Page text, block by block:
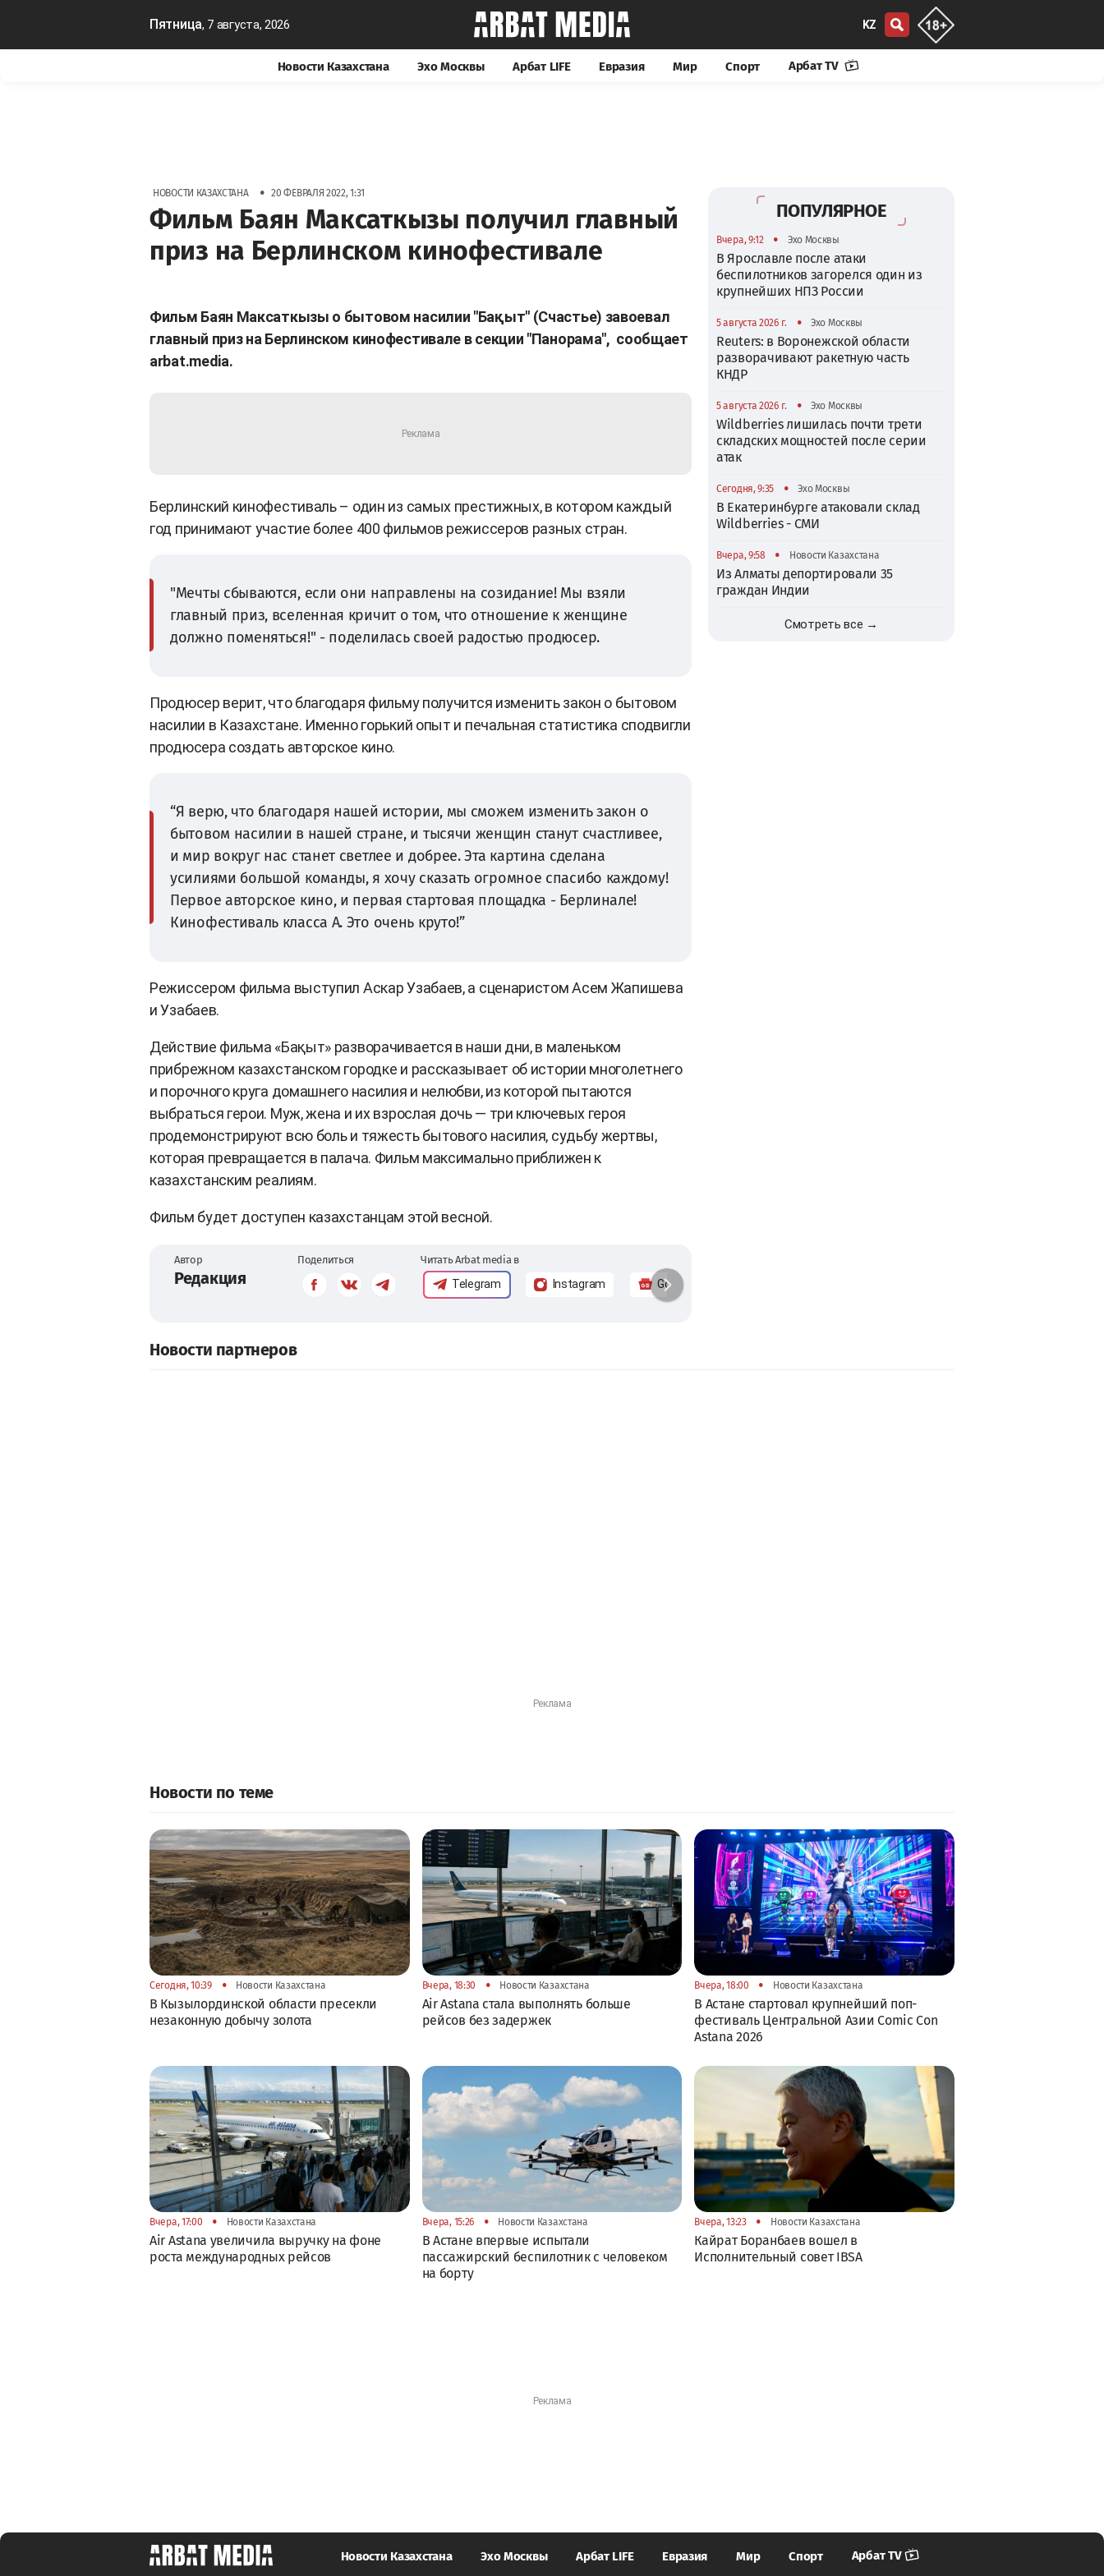
Пятница, 7 августа, 2026 KZ
Новости Казахстана Эхо Москвы Арбат LIFE Евразия Мир Спорт Арбат TV
НОВОСТИ КАЗАХСТАНА • 20 ФЕВРАЛЯ 2022, 1:31
Фильм Баян Максаткызы получил главный
приз на Берлинском кинофестивале
Фильм Баян Максаткызы о бытовом насилии "Бақыт" (Счастье) завоевал
главный приз на Берлинском кинофестивале в секции "Панорама", сообщает
arbat.media.
Берлинский кинофестиваль – один из самых престижных, в котором каждый
год принимают участие более 400 фильмов режиссеров разных стран.
"Мечты сбываются, если они направлены на созидание! Мы взяли
главный приз, вселенная кричит о том, что отношение к женщине
должно поменяться!" - поделилась своей радостью продюсер.
Продюсер верит, что благодаря фильму получится изменить закон о бытовом
насилии в Казахстане. Именно горький опыт и печальная статистика сподвигли
продюсера создать авторское кино.
“Я верю, что благодаря нашей истории, мы сможем изменить закон о
бытовом насилии в нашей стране, и тысячи женщин станут счастливее,
и мир вокруг нас станет светлее и добрее. Эта картина сделана
усилиями большой команды, я хочу сказать огромное спасибо каждому!
Первое авторское кино, и первая стартовая площадка - Берлинале!
Кинофестиваль класса А. Это очень круто!”
Режиссером фильма выступил Аскар Узабаев, а сценаристом Асем Жапишева
и Узабаев.
Действие фильма «Бақыт» разворачивается в наши дни, в маленьком
прибрежном казахстанском городке и рассказывает об истории многолетнего
и порочного круга домашнего насилия и нелюбви, из которой пытаются
выбраться герои. Муж, жена и их взрослая дочь — три ключевых героя
продемонстрируют всю боль и тяжесть бытового насилия, судьбу жертвы,
которая превращается в палача. Фильм максимально приближен к
казахстанским реалиям.
Фильм будет доступен казахстанцам этой весной.
Автор
Редакция
Поделиться Читать Arbat media в
Telegram Instagram Google News
ПОПУЛЯРНОЕ
Вчера, 9:12 • Эхо Москвы
В Ярославле после атаки
беспилотников загорелся один из
крупнейших НПЗ России
5 августа 2026 г. • Эхо Москвы
Reuters: в Воронежской области
разворачивают ракетную часть
КНДР
5 августа 2026 г. • Эхо Москвы
Wildberries лишилась почти трети
складских мощностей после серии
атак
Сегодня, 9:35 • Эхо Москвы
В Екатеринбурге атаковали склад
Wildberries - СМИ
Вчера, 9:58 • Новости Казахстана
Из Алматы депортировали 35
граждан Индии
Смотреть все →
Новости партнеров
Новости по теме
Сегодня, 10:39 • Новости Казахстана
В Кызылординской области пресекли
незаконную добычу золота
Вчера, 18:30 • Новости Казахстана
Air Astana стала выполнять больше
рейсов без задержек
Вчера, 18:00 • Новости Казахстана
В Астане стартовал крупнейший поп-
фестиваль Центральной Азии Comic Con
Astana 2026
Вчера, 17:00 • Новости Казахстана
Air Astana увеличила выручку на фоне
роста международных рейсов
Вчера, 15:26 • Новости Казахстана
В Астане впервые испытали
пассажирский беспилотник с человеком
на борту
Вчера, 13:23 • Новости Казахстана
Кайрат Боранбаев вошел в
Исполнительный совет IBSA
Новости Казахстана Эхо Москвы Арбат LIFE Евразия Мир Спорт Арбат TV